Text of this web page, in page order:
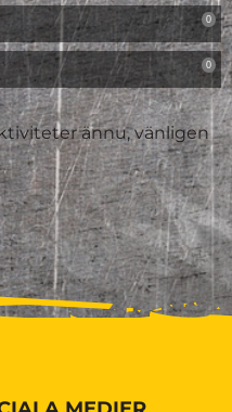
0
0
ännu, vänligen